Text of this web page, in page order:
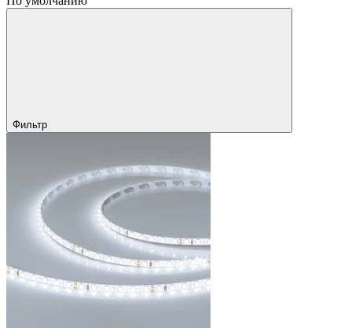
Фильтр